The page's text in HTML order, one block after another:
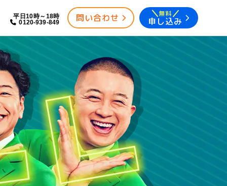
平日10時～18時
0120-939-849 問い合わせ 無料
申し込み